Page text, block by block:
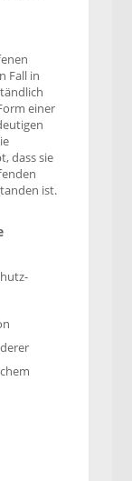
Fall in
einer
dass sie
ist.